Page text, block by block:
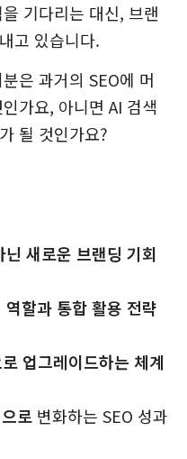
기다리는 대신, 브랜
고 있습니다.
은 과거의 SEO에 머
가요, 아니면 AI 검색
될 것인가요?
새로운 브랜딩 기회
할과 통합 활용 전략
업그레이드하는 체계
로 변화하는 SEO 성과